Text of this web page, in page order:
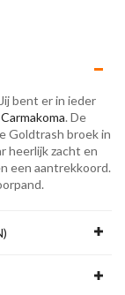
bent er in ieder
. De
Goldtrash broek in
heerlijk zacht en
een aantrekkoord.